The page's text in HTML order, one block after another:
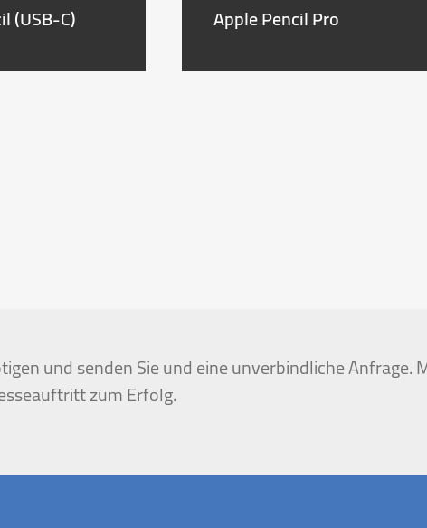
(USB-C) Apple Pencil Pro
und senden Sie und eine unverbindliche Anfrage.
zum Erfolg.